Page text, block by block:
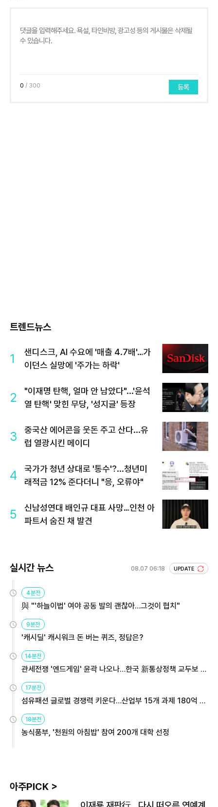
0 / 300 등록
트렌드뉴스
1
샌디스크, AI 수요에 '매출 4.7배'…가
이던스 실망에 '주가는 하락'
2
"이재명 탄핵, 얼마 안 남았다"...'윤석
열 탄핵' 맞힌 무당, '성지글' 등장
3
중국산 에어콘을 웃돈 주고 산다...유
럽 열광시킨 메이디
4
국가가 청년 상대로 '통수'?...청년미
래적금 12% 준다더니 "응, 오류야"
5
신남성연대 배인규 대표 사망…인천 아
파트서 숨진 채 발견
실시간 뉴스 08.07 06:18 UPDATE
4분전
與 "'하늘이법' 여야 공동 발의 괜찮아…그것이 협치"
9분전
'캐시딜' 캐시워크 돈 버는 퀴즈, 정답은?
14분전
관세전쟁 '엔드게임' 윤곽 나오나…한국 新통상정책 교두보 활
용해야
17분전
섬유패션 글로벌 경쟁력 키운다…산업부 15개 과제 180억 지
원
18분전
농식품부, '천원의 아침밥' 참여 200개 대학 선정
아주PICK >